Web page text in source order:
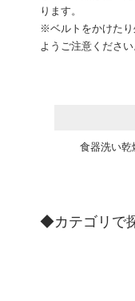
ります。
※ベルトをかけた
ようご注意ください
食器洗い乾
◆カテゴリで